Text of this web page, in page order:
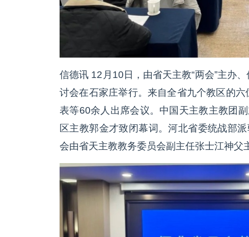
信德讯 12月10日，由省天主教“两会”主办
讨会在石家庄举行。来自全省九个教区的
表等60余人出席会议。中国天主教主教团
区主教郭金才致闭幕词。河北省委统战部
会由省天主教教务委员会副主任张士江神父